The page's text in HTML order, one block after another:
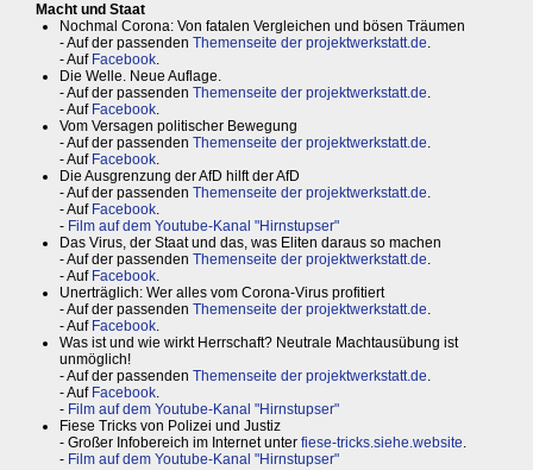
Macht und Staat
Nochmal Corona: Von fatalen Vergleichen und bösen Träumen
- Auf der passenden Themenseite der projektwerkstatt.de.
- Auf Facebook.
Die Welle. Neue Auflage.
- Auf der passenden Themenseite der projektwerkstatt.de.
- Auf Facebook.
Vom Versagen politischer Bewegung
- Auf der passenden Themenseite der projektwerkstatt.de.
- Auf Facebook.
Die Ausgrenzung der AfD hilft der AfD
- Auf der passenden Themenseite der projektwerkstatt.de.
- Auf Facebook.
- Film auf dem Youtube-Kanal "Hirnstupser"
Das Virus, der Staat und das, was Eliten daraus so machen
- Auf der passenden Themenseite der projektwerkstatt.de.
- Auf Facebook.
Unerträglich: Wer alles vom Corona-Virus profitiert
- Auf der passenden Themenseite der projektwerkstatt.de.
- Auf Facebook.
Was ist und wie wirkt Herrschaft? Neutrale Machtausübung ist
unmöglich!
- Auf der passenden Themenseite der projektwerkstatt.de.
- Auf Facebook.
- Film auf dem Youtube-Kanal "Hirnstupser"
Fiese Tricks von Polizei und Justiz
- Großer Infobereich im Internet unter fiese-tricks.siehe.website.
- Film auf dem Youtube-Kanal "Hirnstupser"